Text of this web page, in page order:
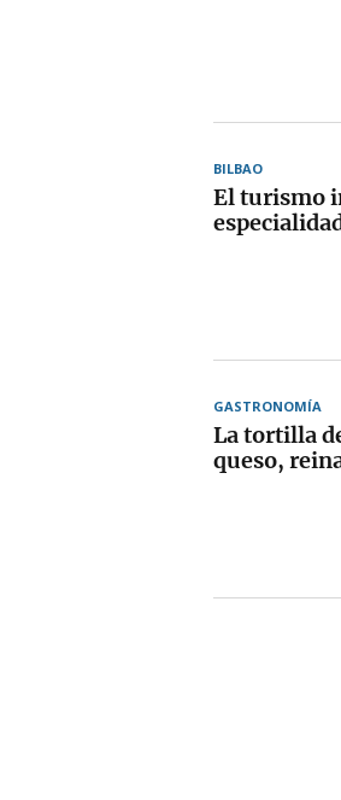
BILBAO
El turismo
GASTRONOMÍA
La tortilla
queso,